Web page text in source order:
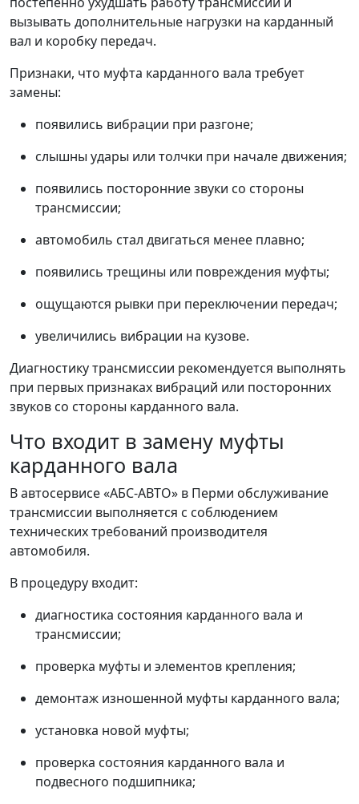
вызывать дополнительные нагрузки на карданный
вал и коробку передач.
Признаки, что муфта карданного вала требует
замены:
появились вибрации при разгоне;
слышны удары или толчки при начале движения;
появились посторонние звуки со стороны
трансмиссии;
автомобиль стал двигаться менее плавно;
появились трещины или повреждения муфты;
ощущаются рывки при переключении передач;
увеличились вибрации на кузове.
Диагностику трансмиссии рекомендуется выполнять
при первых признаках вибраций или посторонних
звуков со стороны карданного вала.
Что входит в замену муфты
карданного вала
В автосервисе «АБС-АВТО» в Перми обслуживание
трансмиссии выполняется с соблюдением
технических требований производителя
автомобиля.
В процедуру входит:
диагностика состояния карданного вала и
трансмиссии;
проверка муфты и элементов крепления;
демонтаж изношенной муфты карданного вала;
установка новой муфты;
проверка состояния карданного вала и
подвесного подшипника;